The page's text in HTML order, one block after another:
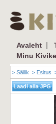
Avaleht |
Minu Kivike
> Säilik > Esitus